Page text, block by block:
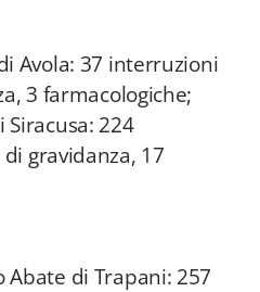
Avola: 37 interruzioni
3 farmacologiche;
224
gravidanza, 17
Abate di Trapani: 257